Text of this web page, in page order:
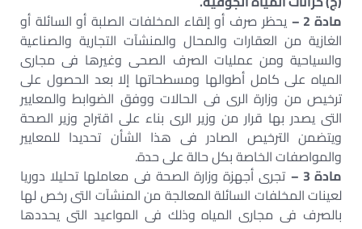
مادة 2 –
يحظر صرف أو إلقاء المخلفات الصلبة أو السائلة أو
الغازية من العقارات والمحال والمنشآت التجارية والصناعية
والسياحية ومن عمليات الصرف الصحى وغيرها فى مجارى
المياه على كامل أطوالها ومسطحاتها إلا بعد الحصول على
ترخيص من وزارة الرى فى الحالات ووفق الضوابط والمعايير
التى يصدر بها قرار من وزير الرى بناء على اقتراح وزير الصحة
ويتضمن الترخيص الصادر فى هذا الشأن تحديدا للمعايير
والمواصفات الخاصة بكل حالة على حدة.
مادة 3 –
تجرى أجهزة وزارة الصحة فى معاملها تحليلا دوريا
لعينات المخلفات السائلة المعالجة من المنشآت التى رخص لها
بالصرف فى مجارى المياه وذلك فى المواعيد التى يحددها